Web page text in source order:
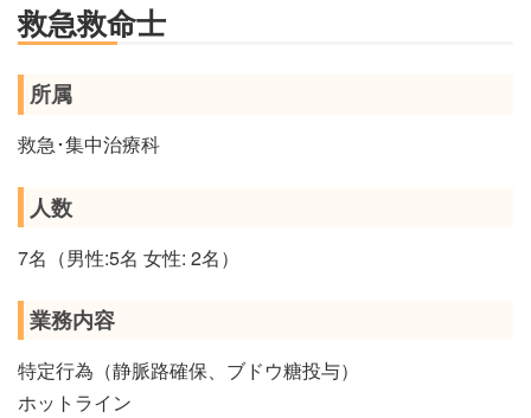
救急救命士
所属
救急･集中治療科
人数
7名（男性:5名 女性: 2名）
業務内容
特定行為（静脈路確保、ブドウ糖投与）
ホットライン